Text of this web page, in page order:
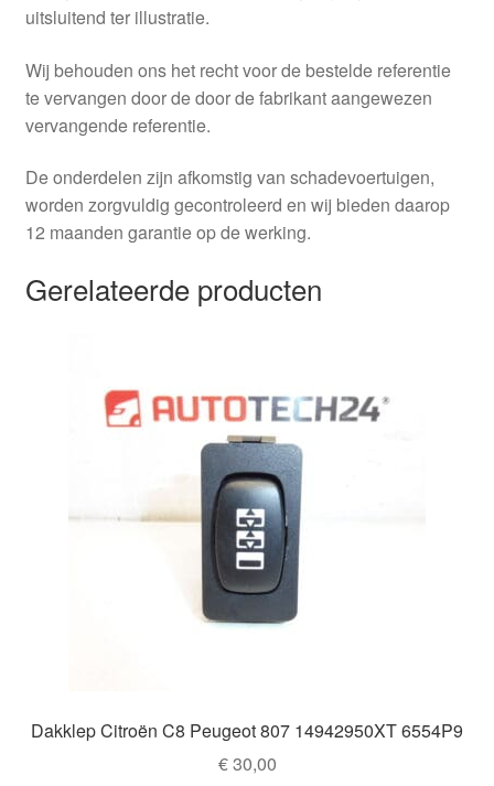
uitsluitend ter illustratie.
Wij behouden ons het recht voor de bestelde referentie
te vervangen door de door de fabrikant aangewezen
vervangende referentie.
De onderdelen zijn afkomstig van schadevoertuigen,
worden zorgvuldig gecontroleerd en wij bieden daarop
12 maanden garantie op de werking.
Gerelateerde producten
Dakklep Citroën C8 Peugeot 807 14942950XT 6554P9
€30,00